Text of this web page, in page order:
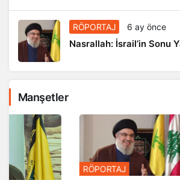
RÖPORTAJ 6 ay önce
Nasrallah: İsrail’in Sonu
Manşetler
RÖPORTAJ